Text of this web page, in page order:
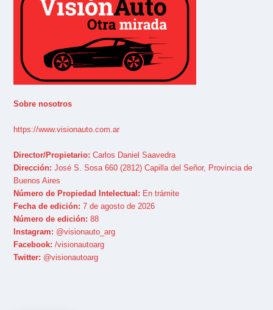
Sobre nosotros
https://www.visionauto.com.ar
Director/Propietario: Carlos Daniel Saavedra
Dirección: José S. Sosa 660 (2812) Capilla del Señor, Provincia de
Buenos Aires
Número de Propiedad Intelectual: En trámite
Fecha de edición: 7 de agosto de 2026
Número de edición: 88
Instagram: @visionauto_arg
Facebook: /visionautoarg
Twitter: @visionautoarg